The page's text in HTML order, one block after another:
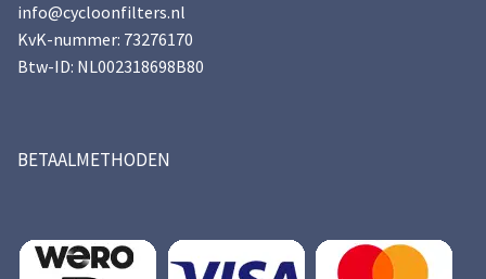
info@cycloonfilters.nl
KvK-nummer: 73276170
Btw-ID: NL002318698B80
BETAALMETHODEN